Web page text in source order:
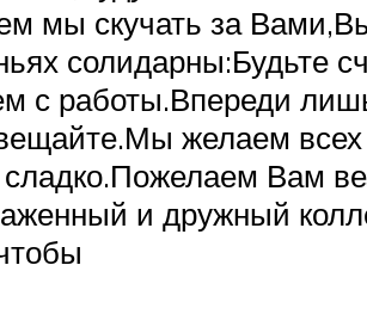
мы скучать за
солидарны:Будьте
с работы.Впереди
желаем
сладко.Пожелаем Вам
и дружный